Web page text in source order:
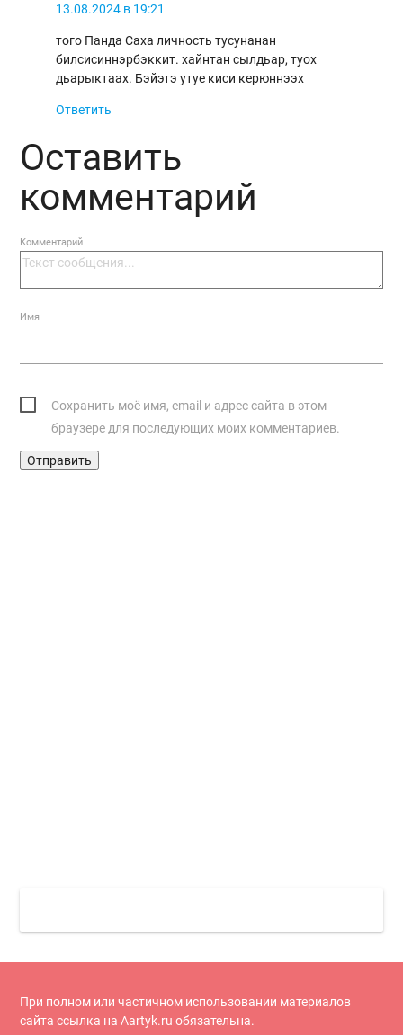
13.08.2024 в 19:21
того Панда Саха личность тусунанан
билсисиннэрбэккит. хайнтан сылдьар, туох
дьарыктаах. Бэйэтэ утуе киси керюннээх
Ответить
Оставить
комментарий
Комментарий
Имя
Сохранить моё имя, email и адрес сайта в этом
браузере для последующих моих комментариев.
При полном или частичном использовании материалов
сайта ссылка на Aartyk.ru oбязательна.